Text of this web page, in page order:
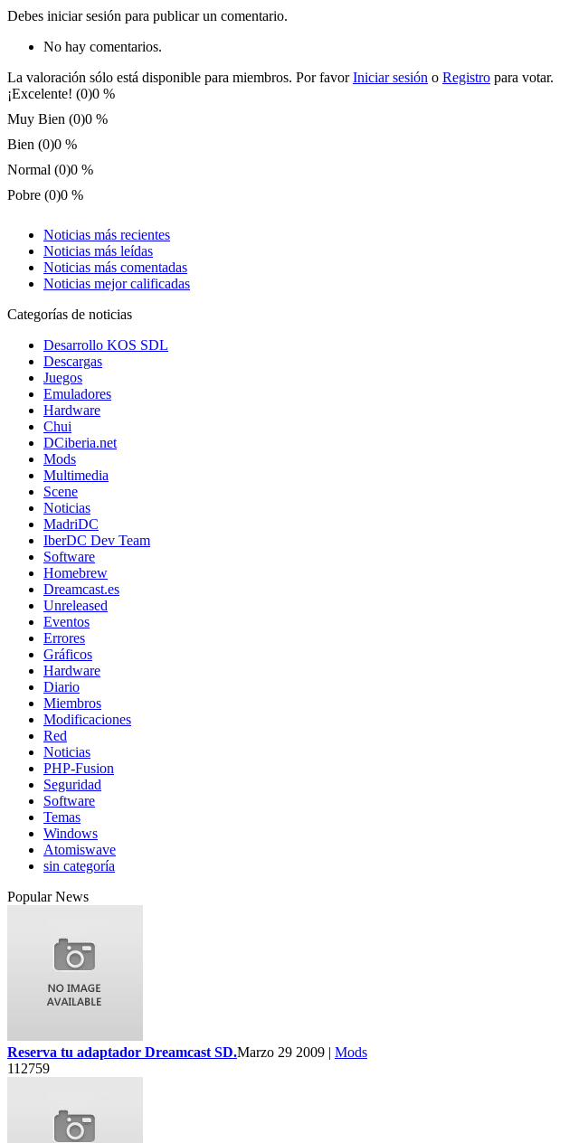
Debes iniciar sesión para publicar un comentario.
No hay comentarios.
La valoración sólo está disponible para miembros. Por favorIniciar sesión o Registro para votar.
¡Excelente! (0)0 %
Muy Bien (0)0 %
Bien (0)0 %
Normal (0)0 %
Pobre (0)0 %
Noticias más recientes
Noticias más leídas
Noticias más comentadas
Noticias mejor calificadas
Categorías de noticias
Desarrollo KOS SDL
Descargas
Juegos
Emuladores
Hardware
Chui
DCiberia.net
Mods
Multimedia
Scene
Noticias
MadriDC
IberDC Dev Team
Software
Homebrew
Dreamcast.es
Unreleased
Eventos
Errores
Gráficos
Hardware
Diario
Miembros
Modificaciones
Red
Noticias
PHP-Fusion
Seguridad
Software
Temas
Windows
Atomiswave
sin categoría
Popular News
Reserva tu adaptador Dreamcast SD.Marzo 29 2009 | Mods
112759